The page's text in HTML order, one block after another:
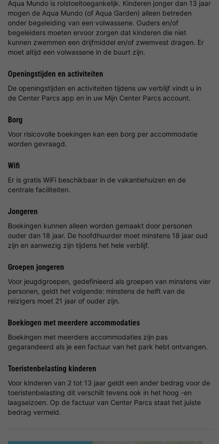
Aqua Mundo is rolstoeltoegankelijk. Kinderen jonger dan 13 jaar
mogen de Aqua Mundo (of Aqua Garden) alleen betreden
onder begeleiding van een volwassene. Ouders en/of
begeleiders moeten ervoor zorgen dat kinderen die niet
kunnen zwemmen een drijfmiddel en/of zwemvest dragen. Er
moet altijd een volwassene in de buurt zijn.
Openingstijden en activiteiten
De openingstijden en activiteiten tijdens uw verblijf vindt u in
de Center Parcs app en in uw Mijn Center Parcs account.
Borg
Voor risicovolle boekingen kan een borg per accommodatie
worden gevraagd.
Wifi
Er is gratis WiFi beschikbaar in de vakantiehuizen en de
centrale faciliteiten.
Jongeren
Boekingen kunnen alleen worden gemaakt door personen
ouder dan 18 jaar. De hoofdhuurder moet minstens 18 jaar oud
zijn en aanwezig zijn tijdens het hele verblijf.
Groepen jongeren
Voor jeugdgroepen, gedefinieerd als groepen van minstens vier
personen, geldt het volgende: minstens de helft van de
reizigers moet 21 jaar of ouder zijn.
Boekingen met meerdere accommodaties
Boekingen met meerdere accommodaties zijn pas
gegarandeerd als je een factuur van het park hebt ontvangen.
Toeristenbelasting kinderen
Voor kinderen van 2 tot 13 jaar geldt een ander bedrag voor de
toeristenbelasting dit verschilt tevens ook in het hoog -en
laagseizoen. Op de factuur van Center Parcs staat het juiste
bedrag vermeld.